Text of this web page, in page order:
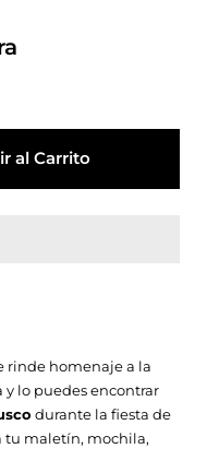
al Carrito
rinde homenaje a la
lo puedes encontrar
durante la fiesta de
tu maletín, mochila,